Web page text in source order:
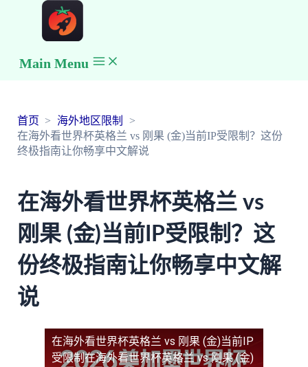
Main Menu
首页
海外地区限制
在海外看世界杯英格兰 vs 刚果 (金)当前IP受限制？这份
终极指南让你畅享中文解说
在海外看世界杯英格兰 vs
刚果 (金)当前IP受限制？这
份终极指南让你畅享中文解
说
在海外看世界杯英格兰 vs 刚果 (金)当前IP
受限制在海外看世界杯英格兰 vs 刚果 (金)